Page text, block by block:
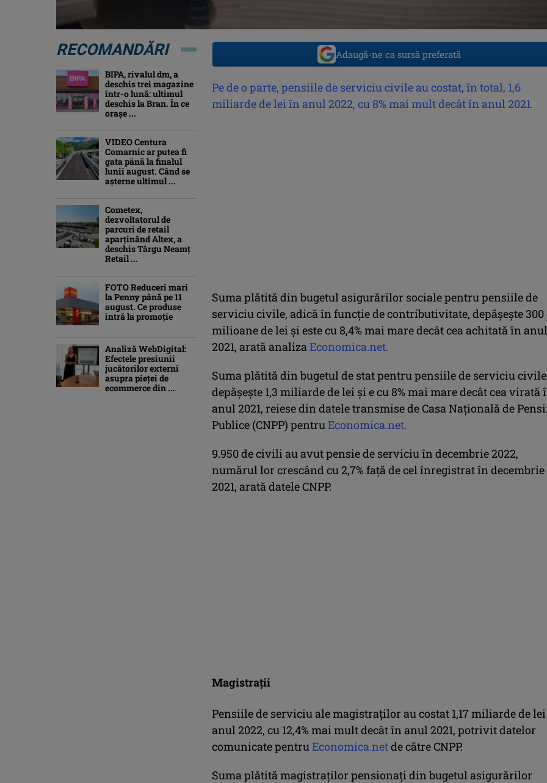
Adaugă-ne ca sursă preferată
Pe de o parte, pensiile de serviciu civile au costat, în total, 1,6
miliarde de lei în anul 2022, cu 8% mai mult decât în anul 2021.
Suma plătită din bugetul asigurărilor sociale pentru pensiile de
serviciu civile, adică în funcţie de contributivitate, depăşeşte 300
milioane de lei şi este cu 8,4% mai mare decât cea achitată în anul
2021, arată analiza Economica.net.
Suma plătită din bugetul de stat pentru pensiile de serviciu civile
depăşeşte 1,3 miliarde de lei şi e cu 8% mai mare decât cea virată
anul 2021, reiese din datele transmise de Casa Naţională de
Publice (CNPP) pentru Economica.net.
9.950 de civili au avut pensie de serviciu în decembrie 2022,
numărul lor crescând cu 2,7% faţă de cel înregistrat în decembrie
2021, arată datele CNPP.
Magistraţii
Pensiile de serviciu ale magistraţilor au costat 1,17 miliarde de
anul 2022, cu 12,4% mai mult decât în anul 2021, potrivit datelor
comunicate pentru Economica.netde către CNPP.
Suma plătită magistraţilor pensionaţi din bugetul asigurărilor
RECOMANDĂRI
BIPA, rivalul dm, a
deschis trei magazine
într-o lună: ultimul
deschis la Bran. În ce
orașe ...
VIDEO Centura
Comarnic ar putea fi
gata până la finalul
lunii august. Când se
așterne ultimul ...
Cometex,
dezvoltatorul de
parcuri de retail
aparținând Altex, a
deschis Târgu Neamț
Retail ...
FOTO Reduceri mari
la Penny până pe 11
august. Ce produse
intră la promoție
Analiză WebDigital:
Efectele presiunii
jucătorilor externi
asupra pieței de
ecommerce din ...